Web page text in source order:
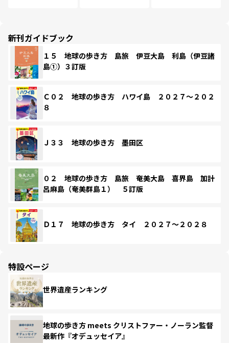
新刊ガイドブック
１５ 地球の歩き方 島旅 伊豆大島 利島（伊豆諸
島①）３訂版
Ｃ０２ 地球の歩き方 ハワイ島 ２０２７～２０２
８
Ｊ３３ 地球の歩き方 墨田区
０２ 地球の歩き方 島旅 奄美大島 喜界島 加計
呂麻島（奄美群島１） ５訂版
Ｄ１７ 地球の歩き方 タイ ２０２７～２０２８
特設ページ
世界遺産ランキング
地球の歩き方 meets クリストファー・ノーラン監督
最新作『オデュッセイア』